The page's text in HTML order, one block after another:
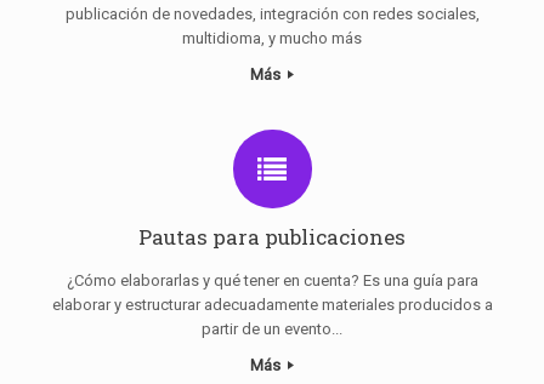
publicación de novedades, integración con redes sociales,
multidioma, y mucho más
Más
Pautas para publicaciones
¿Cómo elaborarlas y qué tener en cuenta? Es una guía para
elaborar y estructurar adecuadamente materiales producidos a
partir de un evento...
Más